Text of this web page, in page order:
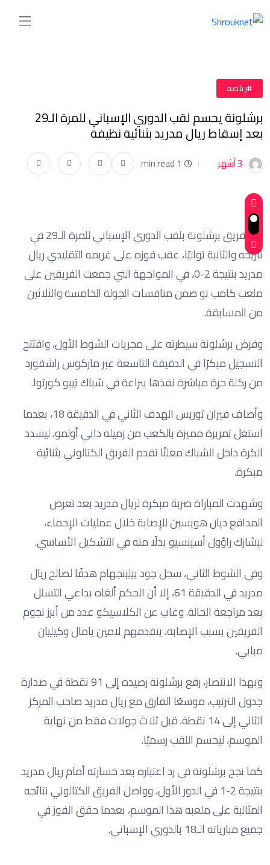
#رياضة
برشلونة يحسم لقب الدوري الإسباني للمرة الـ29
بعد إسقاط ريال مدريد بثنائية نظيفة
3 أشهر 1 min read
تُوج فريق برشلونة بلقب الدوري الإسباني للمرة الـ29 في
تاريخه والثانية تواليًا، عقب فوزه على غريمه التقليدي ريال
مدريد بنتيجة 2-0، في المواجهة التي جمعت الفريقين على
ملعب كامب نو ضمن منافسات الجولة الخامسة والثلاثين
من المسابقة.
وفرض برشلونة سيطرته على مجريات الشوط الأول، وافتتح
التسجيل مبكرًا في الدقيقة التاسعة عبر ماركوس راشفورد
من ركلة حرة مباشرة نفذها ببراعة في شباك تيبو كورتوا.
وأضاف فيران توريس الهدف الثاني في الدقيقة 18، بعدما
استغل تمريرة مميزة بالكعب من زميله داني أولمو، ليسدد
الكرة داخل الشباك معلنًا تقدم الفريق الكتالوني بثنائية
مبكرة.
وشهدت المباراة ضربة مبكرة لريال مدريد بعد تعرض
المدافع ديان هويسين للإصابة خلال عمليات الإحماء،
ليشارك راؤول أسينسيو بدلًا منه في التشكيل الأساسي.
وفي الشوط الثاني، سجل جود بيلينجهام هدفًا لصالح ريال
مدريد في الدقيقة 61، إلا أن الحكم ألغاه بداعي التسلل
بعد مراجعة الحالة. وغاب عن الكلاسيكو عدد من أبرز نجوم
الفريقين بسبب الإصابة، يتقدمهم لامين يامال وكيليان
مبابي.
وبهذا الانتصار، رفع برشلونة رصيده إلى 91 نقطة في صدارة
جدول الترتيب، موسعًا الفارق مع ريال مدريد صاحب المركز
الثاني إلى 14 نقطة، قبل ثلاث جولات فقط من نهاية
الموسم، ليحسم اللقب رسميًا.
كما نجح برشلونة في رد اعتباره بعد خسارته أمام ريال مدريد
بنتيجة 2-1 في الدور الأول، وواصل الفريق الكتالوني نتائجه
المثالية على ملعبه هذا الموسم، بعدما حقق الفوز في
جميع مبارياته الـ18 بالدوري الإسباني.